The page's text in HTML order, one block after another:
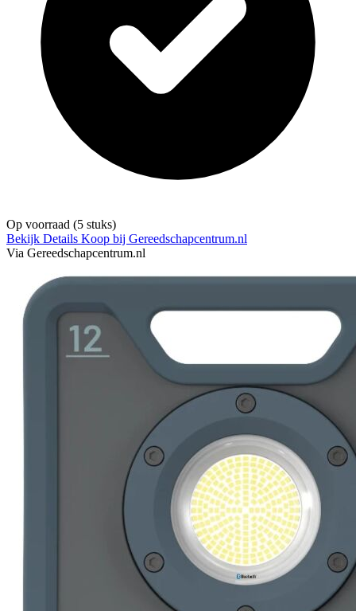
Op voorraad (5 stuks)
Bekijk Details Koop bij Gereedschapcentrum.nl
Via Gereedschapcentrum.nl